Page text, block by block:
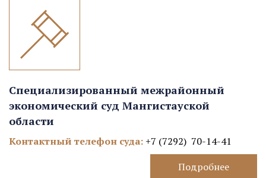
Специализированный межрайонный
экономический суд Мангистауской
области
Контактный телефон суда: +7 (7292) 70-14-41
Подробнее